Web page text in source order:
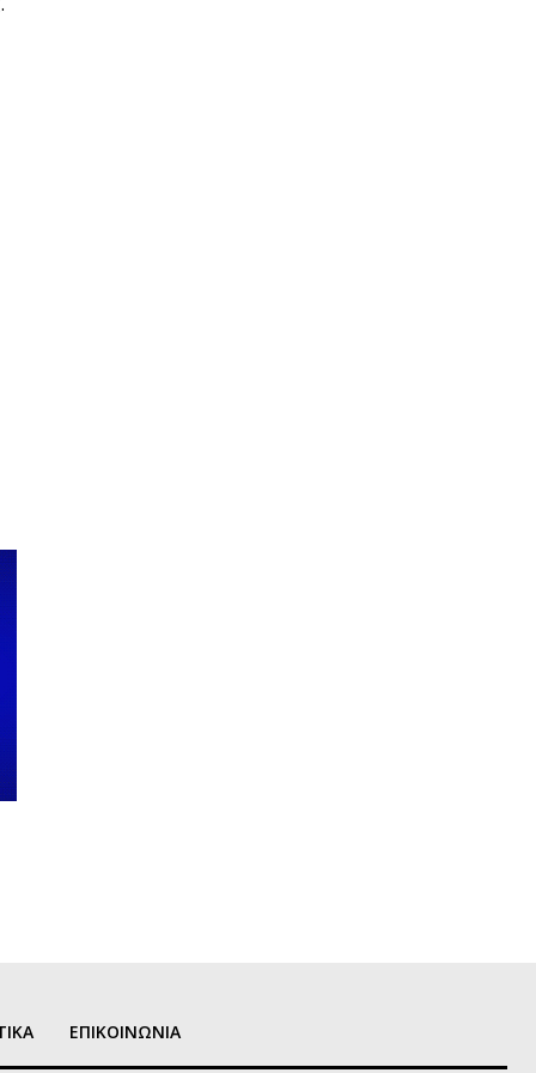
ΕΠΙΚΟΙΝΩΝΙΑ